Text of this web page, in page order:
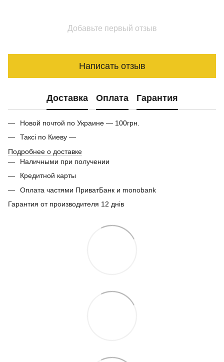
Добавьте первый отзыв
Написать отзыв
Доставка Оплата Гарантия
Новой почтой по Украине — 100грн.
Таксі по Киеву —
Подробнее о доставке
Наличными при получении
Кредитной карты
Оплата частями ПриватБанк и monobank
Гарантия от производителя 12 днів